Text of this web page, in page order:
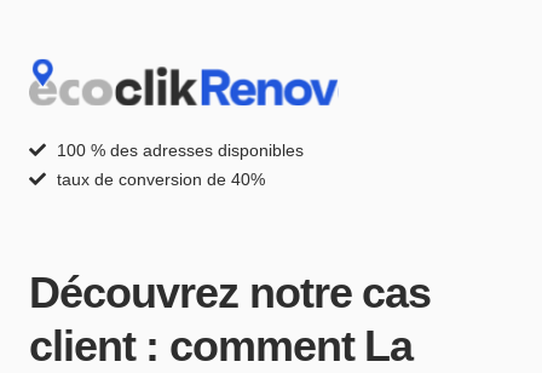
100 % des adresses disponibles
taux de conversion de 40%
Découvrez notre cas
client : comment La